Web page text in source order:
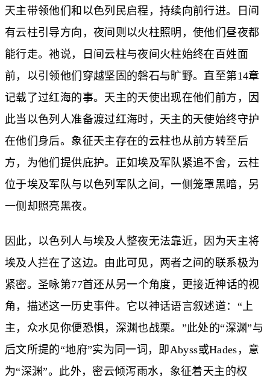
天主带领他们和以色列民启程，持续向前行进。日间
有云柱引导方向，夜间则以火柱照明，使他们昼夜都
能行走。祂说，日间云柱与夜间火柱始终在百姓面
前，以引领他们穿越坚固的磐石与旷野。直至第14章
记载了过红海的事。天主的天使出现在他们前方，因
此当以色列人准备渡过红海时，天主的天使始终守护
在他们身后。象征天主存在的云柱也从前方转至后
方，为他们提供庇护。正如埃及军队紧追不舍，云柱
位于埃及军队与以色列军队之间，一侧笼罩黑暗，另
一侧却照亮黑夜。
因此，以色列人与埃及人整夜无法靠近，因为天主将
埃及人拦在了这边。由此可见，两者之间的联系极为
紧密。圣咏第77首还从另一个角度，更接近神话的视
角，描述这一历史事件。它以神话语言叙述道：“上
主，众水见你便恐惧，深渊也战栗。”此处的“深渊”与
后文所提的“地府”实为同一词，即Abyss或Hades，意
为“深渊”。此外，密云倾泻雨水，象征着天主的权